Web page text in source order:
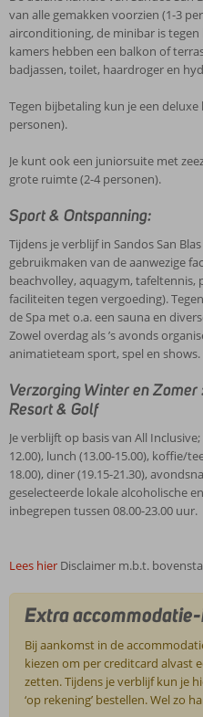
van alle gemakken voorzien (1-3
airconditioning, de minibar is tegen
kamers hebben een balkon of
badjassen, toilet, haardroger en
Tegen bijbetaling kun je een
personen).
Je kunt ook een juniorsuite met
grote ruimte (2-4 personen).
Sport & Ontspanning:
Tijdens je verblijf in Sandos San
gebruikmaken van de aanwezige
beachvolley, aquagym, tafeltennis,
faciliteiten tegen vergoeding).
de Spa met o.a. een sauna en
Zowel overdag als ’s avonds
animatieteam sport, spel en shows.
Verzorging Winter en
Resort & Golf
Je verblijft op basis van All
12.00), lunch (13.00-15.00), koffie/
18.00), diner (19.15-21.30),
geselecteerde lokale alcoholische
inbegrepen tussen 08.00-23.00 uur.
Lees hier Disclaimer m.b.t.
Extra
Bij aankomst in de
kiezen om per creditcard alvast
zetten. Tijdens je verblijf kun je
‘op rekening’ bestellen. Wel zo